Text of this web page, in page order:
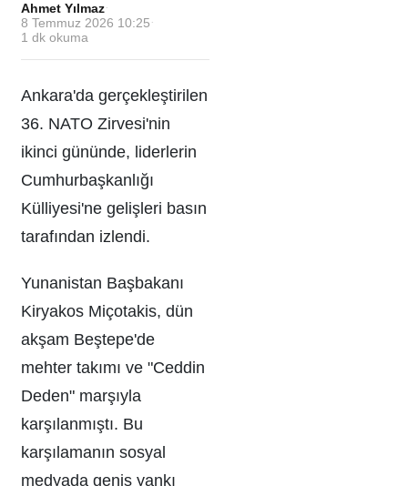
Ahmet Yılmaz·
8 Temmuz 2026 10:25 ·
1 dk okuma
Ankara'da gerçekleştirilen
36. NATO Zirvesi'nin
ikinci gününde, liderlerin
Cumhurbaşkanlığı
Külliyesi'ne gelişleri basın
tarafından izlendi.
Yunanistan Başbakanı
Kiryakos Miçotakis, dün
akşam Beştepe'de
mehter takımı ve "Ceddin
Deden" marşıyla
karşılanmıştı. Bu
karşılamanın sosyal
medyada geniş yankı